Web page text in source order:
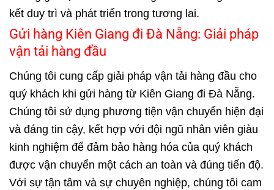
kết duy trì và phát triển trong tương lai.
Gửi hàng Kiên Giang đi Đà Nẵng: Giải pháp
vận tải hàng đầu
Chúng tôi cung cấp giải pháp vận tải hàng đầu cho
quý khách khi gửi hàng từ Kiên Giang đi Đà Nẵng.
Chúng tôi sử dụng phương tiện vận chuyển hiện đại
và đáng tin cậy, kết hợp với đội ngũ nhân viên giàu
kinh nghiệm để đảm bảo hàng hóa của quý khách
được vận chuyển một cách an toàn và đúng tiến độ.
Với sự tận tâm và sự chuyên nghiệp, chúng tôi cam